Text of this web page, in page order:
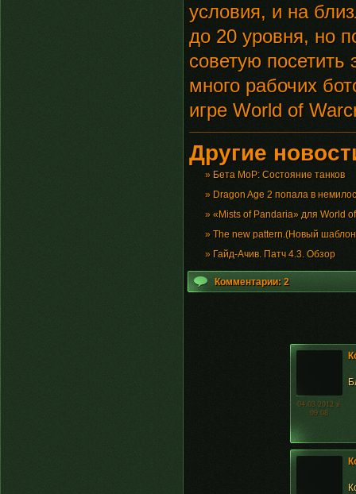
условия, и на
до 20 уровня, но
советую
много рабочих
игре World of
Другие
» Бета МоР: Состояние танков
» Dragon Age 2 попала в
» «Mists of Pandaria» для World
» The new pattern.(Новый
» Гайд-Ачив. Патч 4.3. Обзор
Комментарии: 2
04.03.2012 в
09:08